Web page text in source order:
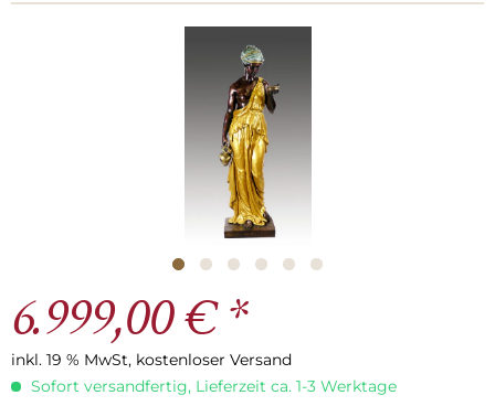
6.999,00 € *
inkl. 19 % MwSt, kostenloser Versand
Sofort versandfertig, Lieferzeit ca. 1-3 Werktage